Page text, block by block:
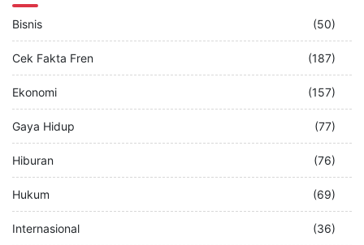
Bisnis (50)
Cek Fakta Fren (187)
Ekonomi (157)
Gaya Hidup (77)
Hiburan (76)
Hukum (69)
Internasional (36)